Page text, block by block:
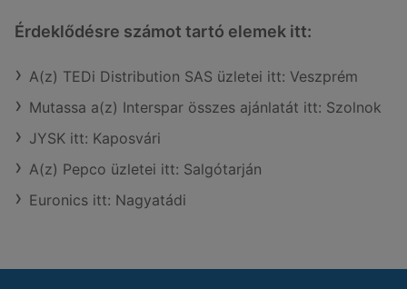
Érdeklődésre számot tartó elemek itt:
A(z) TEDi Distribution SAS üzletei itt: Veszprém
Mutassa a(z) Interspar összes ajánlatát itt: Szolnok
JYSK itt: Kaposvári
A(z) Pepco üzletei itt: Salgótarján
Euronics itt: Nagyatádi